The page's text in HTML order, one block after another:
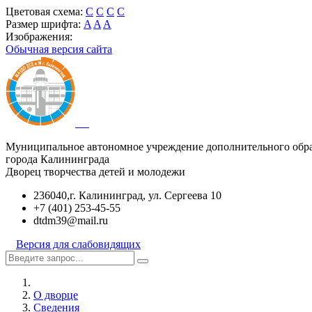
Цветовая схема: C C C C
Размер шрифта: A A A
Изображения:
Обычная версия сайта
Муниципальное автономное учреждение дополнительного
города Калининграда
Дворец творчества детей и молодежи
236040,г. Калининград, ул. Сергеева 10
+7 (401) 253-45-55
dtdm39@mail.ru
Версия для слабовидящих
О дворце
Сведения